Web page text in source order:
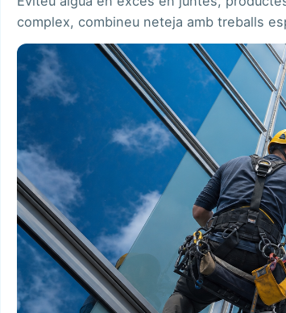
complex, combineu neteja amb treballs